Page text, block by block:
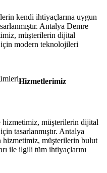
kendi ihtiyaçlarına uygun
Antalya Demre
müşterilerin dijital
modern teknolojileri
Hizmetlerimiz
müşterilerin dijital
tasarlanmıştır. Antalya
hizmetimiz, müşterilerin bulut
ile ilgili tüm ihtiyaçlarını